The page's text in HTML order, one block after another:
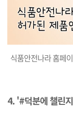
식품안전나라 홈페
4. '#덕분에 챌린